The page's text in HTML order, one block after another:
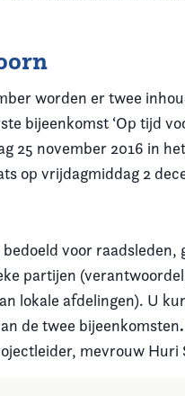
worden er twee
bijeenkomst ‘Op tijd
25 november 2016 in
op vrijdagmiddag 2
voor
partijen
lokale afdelingen). U
de twee bijeenkomsten.
mevrouw Huri